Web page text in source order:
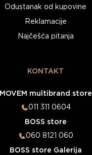
Odustanak od kupovine
Reklamacije
Najčešća pitanja
KONTAKT
MOVEM multibrand store
011 311 0604
BOSS store
060 8121 060
BOSS store Galerija